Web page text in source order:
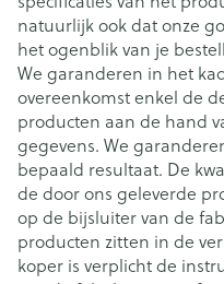
natuurlijk ook dat onze
het ogenblik van je
We garanderen in het
overeenkomst enkel de
producten aan de hand
gegevens. We
bepaald resultaat. De
de door ons geleverde
op de bijsluiter van de
producten zitten in de
koper is verplicht de